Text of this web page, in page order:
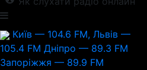
Київ — 104.6 FM, Львів —
105.4 FM Дніпро — 89.3 FM
Запоріжжя — 89.9 FM